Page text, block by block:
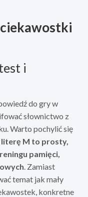
i
do gry w
słownictwo z
Warto pochylić się
literę M to prosty,
pamięci,
. Zamiast
temat jak mały
konkretne